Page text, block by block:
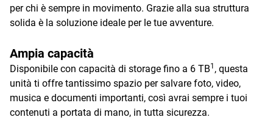
per chi è sempre in movimento. Grazie alla sua struttura
solida è la soluzione ideale per le tue avventure.
Ampia capacità
Disponibile con capacità di storage fino a 6 TB1 , questa
unità ti offre tantissimo spazio per salvare foto, video,
musica e documenti importanti, così avrai sempre i tuoi
contenuti a portata di mano, in tutta sicurezza.